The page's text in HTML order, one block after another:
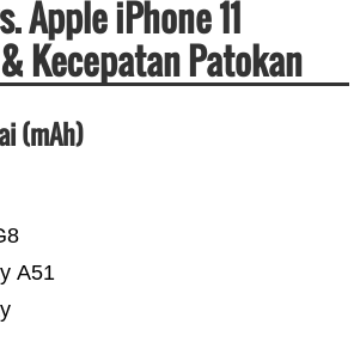
Apple iPhone 11
Kecepatan Patokan
(mAh)
A51